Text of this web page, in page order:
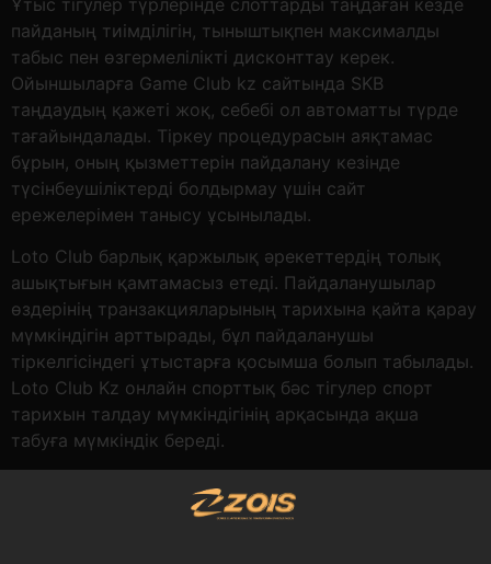
пайданың тиімділігін, тыныштықпен максималды
табыс пен өзгермелілікті дисконттау керек.
Ойыншыларға Game Club kz сайтында SKB
таңдаудың қажеті жоқ, себебі ол автоматты түрде
тағайындалады. Тіркеу процедурасын аяқтамас
бұрын, оның қызметтерін пайдалану кезінде
түсінбеушіліктерді болдырмау үшін сайт
ережелерімен танысу ұсынылады.
Loto Club барлық қаржылық әрекеттердің толық
ашықтығын қамтамасыз етеді. Пайдаланушылар
өздерінің транзакцияларының тарихына қайта қарау
мүмкіндігін арттырады, бұл пайдаланушы
тіркелгісіндегі ұтыстарға қосымша болып табылады.
Loto Club Kz онлайн спорттық бәс тігулер спорт
тарихын талдау мүмкіндігінің арқасында ақша
табуға мүмкіндік береді.